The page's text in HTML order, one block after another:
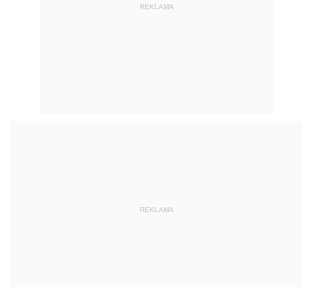
REKLAMA
REKLAMA